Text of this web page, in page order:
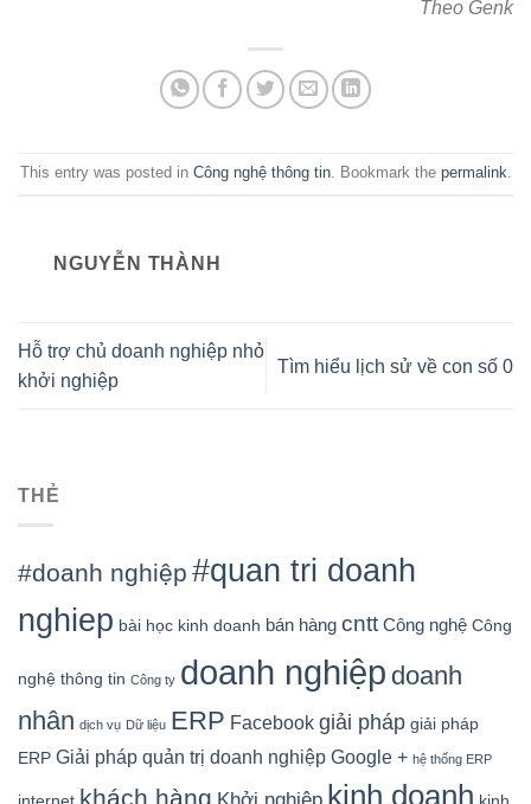
Theo Genk
This entry was posted in Công nghệ thông tin. Bookmark the permalink.
NGUYỄN THÀNH
Hỗ trợ chủ doanh nghiệp nhỏ
khởi nghiệp
Tìm hiểu lịch sử về con số 0
THẺ
#doanh nghiệp #quan tri doanh
nghiep bài học kinh doanh bán hàng cntt Công nghệ Công
nghệ thông tin Công ty doanh nghiệp doanh
nhân dịch vụ Dữ liệu ERP Facebook giải pháp giải pháp
ERP Giải pháp quản trị doanh nghiệp Google + hệ thống ERP
khách hàng kinh doanh